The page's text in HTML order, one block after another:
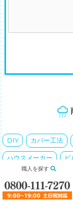
DIY カバー工法
ハウスメーカー
応急措置 悪徳業者
職人を探す